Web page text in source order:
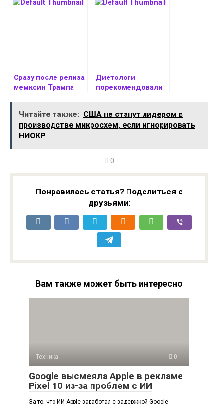
Проводника после
видеокартах
Сразу после релиза
мемкоин Трампа
$4,3 млрд
Диетологи
порекомендовали
завтракать почти
сразу после
Читайте также: США не станут лидером в
производстве микросхем, если игнорировать
НИОКР
0
Понравилась статья? Поделиться с
друзьями:
Вам также может быть интересно
Техника 0
Google высмеяла Apple в рекламе
Pixel 10 из-за проблем с ИИ
За то, что ИИ Apple заработал с задержкой Google